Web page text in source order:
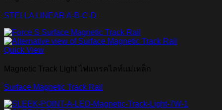
STELLA LINEAR A-B-C-D
Quick View
Magnetic Track Light ไฟแทรคไลท์แม่เหล็ก
Surface Magnetic Track Rail